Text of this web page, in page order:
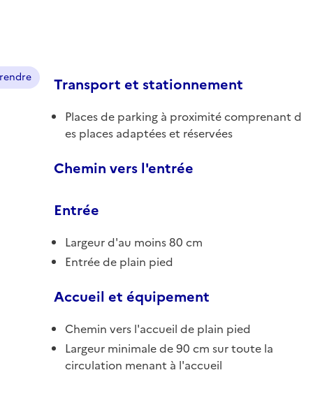
Transport et stationnement
Places de parking à proximité comprenant d
es places adaptées et réservées
Chemin vers l'entrée
Entrée
Largeur d'au moins 80 cm
Entrée de plain pied
Accueil et équipement
Chemin vers l'accueil de plain pied
Largeur minimale de 90 cm sur toute la
circulation menant à l'accueil